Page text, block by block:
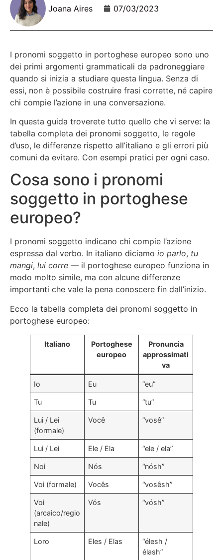
Joana Aires 07/03/2023
I pronomi soggetto in portoghese europeo sono uno
dei primi argomenti grammaticali da padroneggiare
quando si inizia a studiare questa lingua. Senza di
essi, non è possibile costruire frasi corrette, né capire
chi compie l’azione in una conversazione.
In questa guida troverete tutto quello che vi serve: la
tabella completa dei pronomi soggetto, le regole
d’uso, le differenze rispetto all’italiano e gli errori più
comuni da evitare. Con esempi pratici per ogni caso.
Cosa sono i pronomi
soggetto in portoghese
europeo?
I pronomi soggetto indicano chi compie l’azione
espressa dal verbo. In italiano diciamo io parlo, tu
mangi, lui corre — il portoghese europeo funziona in
modo molto simile, ma con alcune differenze
importanti che vale la pena conoscere fin dall’inizio.
Ecco la tabella completa dei pronomi soggetto in
portoghese europeo:
Italiano
Portoghese
europeo
Pronuncia
approssimati
va
Io Eu “eu”
Tu Tu “tu”
Lui / Lei
(formale)
Você “vosê”
Lui / Lei Ele / Ela “ele / ela”
Noi Nós “nósh”
Voi (formale) Vocês “vosêsh”
Voi
(arcaico/regio
nale)
Vós “vósh”
Loro Eles / Elas
“élesh /
élash”